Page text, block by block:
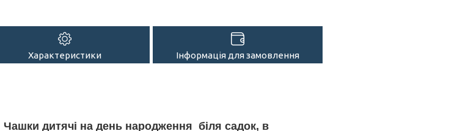
Характеристики Інформація для замовлення
Чашки дитячі на день народження біля садок, в